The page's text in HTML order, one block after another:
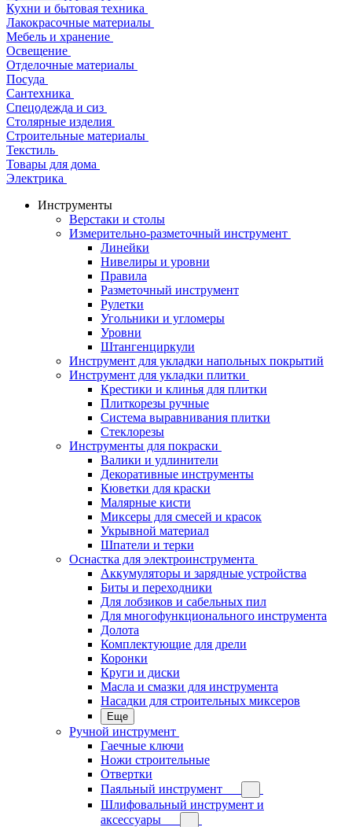
Кухни и бытовая техника
Лакокрасочные материалы
Мебель и хранение
Освещение
Отделочные материалы
Посуда
Сантехника
Спецодежда и сиз
Столярные изделия
Строительные материалы
Текстиль
Товары для дома
Электрика
Инструменты
Верстаки и столы
Измерительно-разметочный инструмент
Линейки
Нивелиры и уровни
Правила
Разметочный инструмент
Рулетки
Угольники и угломеры
Уровни
Штангенциркули
Инструмент для укладки напольных покрытий
Инструмент для укладки плитки
Крестики и клинья для плитки
Плиткорезы ручные
Система выравнивания плитки
Стеклорезы
Инструменты для покраски
Валики и удлинители
Декоративные инструменты
Кюветки для краски
Малярные кисти
Миксеры для смесей и красок
Укрывной материал
Шпатели и терки
Оснастка для электроинструмента
Аккумуляторы и зарядные устройства
Биты и переходники
Для лобзиков и сабельных пил
Для многофункционального инструмента
Долота
Комплектующие для дрели
Коронки
Круги и диски
Масла и смазки для инструмента
Насадки для строительных миксеров
Еще
Ручной инструмент
Гаечные ключи
Ножи строительные
Отвертки
Паяльный инструмент
Шлифовальный инструмент и
аксессуары